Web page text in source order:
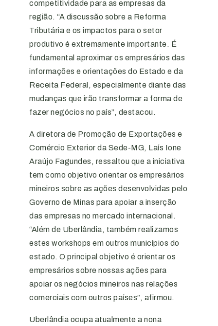
competitividade para as empresas da
região. “A discussão sobre a Reforma
Tributária e os impactos para o setor
produtivo é extremamente importante. É
fundamental aproximar os empresários das
informações e orientações do Estado e da
Receita Federal, especialmente diante das
mudanças que irão transformar a forma de
fazer negócios no país”, destacou.
A diretora de Promoção de Exportações e
Comércio Exterior da Sede-MG, Laís Ione
Araújo Fagundes, ressaltou que a iniciativa
tem como objetivo orientar os empresários
mineiros sobre as ações desenvolvidas pelo
Governo de Minas para apoiar a inserção
das empresas no mercado internacional.
“Além de Uberlândia, também realizamos
estes workshops em outros municípios do
estado. O principal objetivo é orientar os
empresários sobre nossas ações para
apoiar os negócios mineiros nas relações
comerciais com outros países”, afirmou.
Uberlândia ocupa atualmente a nona